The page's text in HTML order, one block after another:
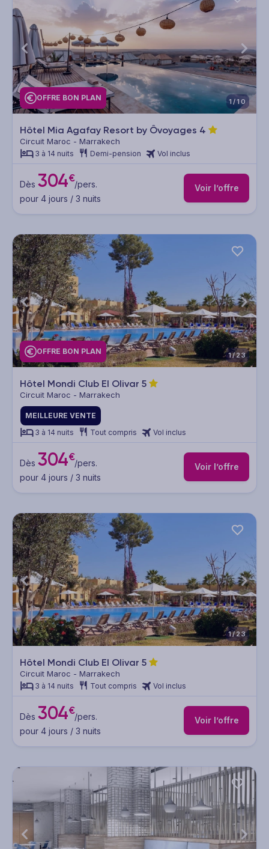
OFFRE BON PLAN 1/10
Hôtel Mia Agafay Resort by Ôvoyages 4
Circuit Maroc - Marrakech
3 à 14 nuits Demi-pension Vol inclus
Dès 304€/pers.
pour 4 jours / 3 nuits
Voir l’offre
OFFRE BON PLAN 1/23
Hôtel Mondi Club El Olivar 5
Circuit Maroc - Marrakech
MEILLEURE VENTE
3 à 14 nuits
Tout compris Vol inclus
Dès 304€/pers.
pour 4 jours / 3 nuits
Voir l’offre
1/23
Hôtel Mondi Club El Olivar 5
Circuit Maroc - Marrakech
3 à 14 nuits Tout compris Vol inclus
Dès 304€/pers.
pour 4 jours / 3 nuits
Voir l’offre